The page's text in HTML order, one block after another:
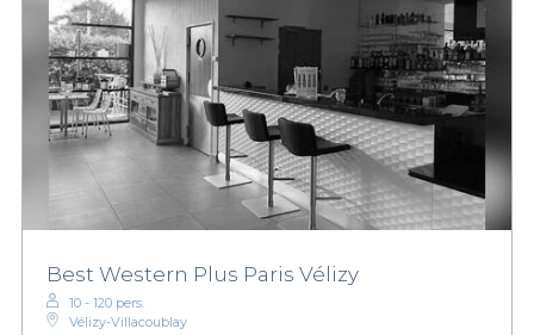
Best Western Plus Paris Vélizy
10 - 120 pers.
Vélizy-Villacoublay